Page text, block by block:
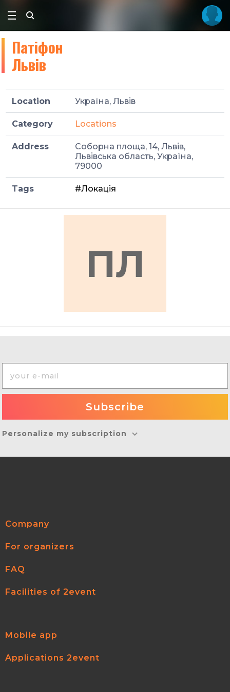
Патіфон
Львів
Location Україна, Львів
Category Locations
Address
Соборна площа, 14, Львів,
Львівська область, Україна,
79000
Tags #Локація
ПЛ
Personalize my subscription
Company
For organizers
FAQ
Facilities of 2event
Mobile app
Applications 2event